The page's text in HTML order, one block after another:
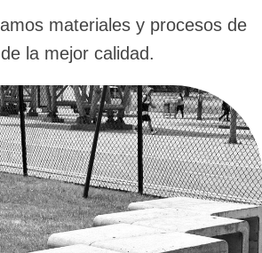
materiales y procesos de
la mejor calidad.